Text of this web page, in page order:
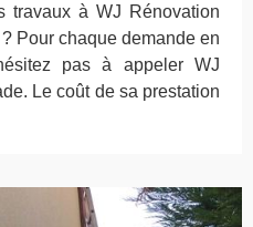
travaux à WJ Rénovation
Pour chaque demande en
pas à appeler WJ
Le coût de sa prestation